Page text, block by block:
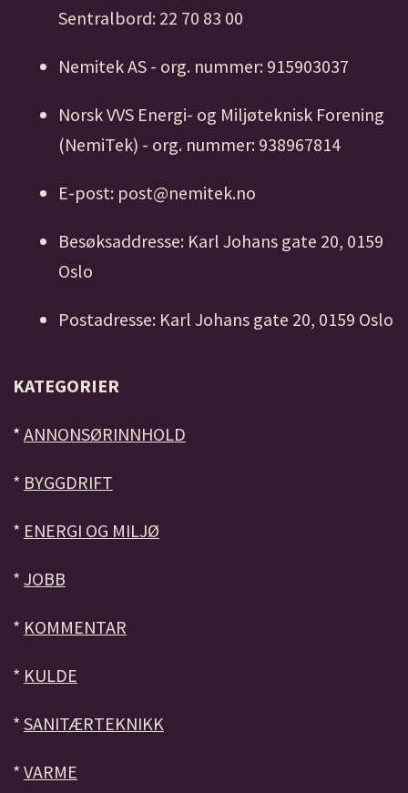
Sentralbord: 22 70 83 00
Nemitek AS - org. nummer: 915903037
Norsk VVS Energi- og Miljøteknisk Forening
(NemiTek) - org. nummer: 938967814
E-post: post@nemitek.no
Besøksaddresse: Karl Johans gate 20, 0159
Oslo
Postadresse: Karl Johans gate 20, 0159 Oslo
KATEGORIER
* ANNONSØRINNHOLD
* BYGGDRIFT
* ENERGI OG MILJØ
* JOBB
* KOMMENTAR
* KULDE
* SANITÆRTEKNIKK
* VARME